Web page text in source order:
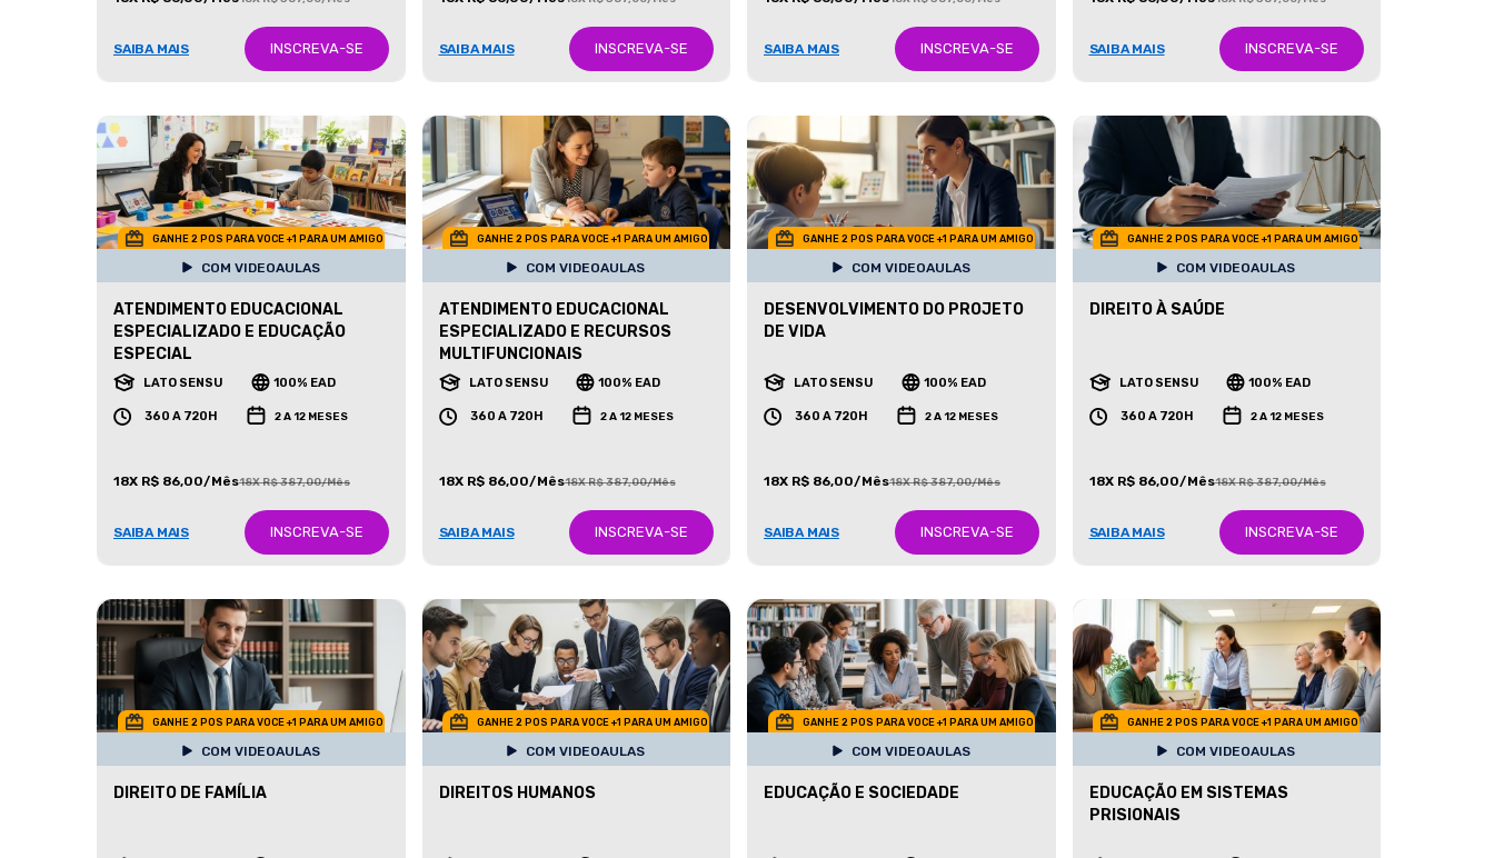
SAIBA MAIS INSCREVA-SE SAIBA MAIS INSCREVA-SE SAIBA MAIS INSCREVA-SE SAIBA MAIS INSCREVA-SE
GANHE 2 POS PARA VOCE +1 PARA UM AMIGO
COM VIDEOAULAS
ATENDIMENTO EDUCACIONAL
ESPECIALIZADO E EDUCAÇÃO
ESPECIAL
LATO SENSU 100% EAD
360 A 720H 2 A 12 MESES
18X R$ 86,00/Mês18X R$ 387,00/Mês
SAIBA MAIS INSCREVA-SE
GANHE 2 POS PARA VOCE +1 PARA UM AMIGO
COM VIDEOAULAS
ATENDIMENTO EDUCACIONAL
ESPECIALIZADO E RECURSOS
MULTIFUNCIONAIS
LATO SENSU 100% EAD
360 A 720H 2 A 12 MESES
18X R$ 86,00/Mês18X R$ 387,00/Mês
SAIBA MAIS INSCREVA-SE
GANHE 2 POS PARA VOCE +1 PARA UM AMIGO
COM VIDEOAULAS
DESENVOLVIMENTO DO PROJETO
DE VIDA
LATO SENSU 100% EAD
360 A 720H 2 A 12 MESES
18X R$ 86,00/Mês18X R$ 387,00/Mês
SAIBA MAIS INSCREVA-SE
GANHE 2 POS PARA VOCE +1 PARA UM AMIGO
COM VIDEOAULAS
DIREITO À SAÚDE
LATO SENSU 100% EAD
360 A 720H 2 A 12 MESES
18X R$ 86,00/Mês18X R$ 387,00/Mês
SAIBA MAIS INSCREVA-SE
GANHE 2 POS PARA VOCE +1 PARA UM AMIGO
COM VIDEOAULAS
DIREITO DE FAMÍLIA
GANHE 2 POS PARA VOCE +1 PARA UM AMIGO
COM VIDEOAULAS
DIREITOS HUMANOS
GANHE 2 POS PARA VOCE +1 PARA UM AMIGO
COM VIDEOAULAS
EDUCAÇÃO E SOCIEDADE
GANHE 2 POS PARA VOCE +1 PARA UM AMIGO
COM VIDEOAULAS
EDUCAÇÃO EM SISTEMAS
PRISIONAIS